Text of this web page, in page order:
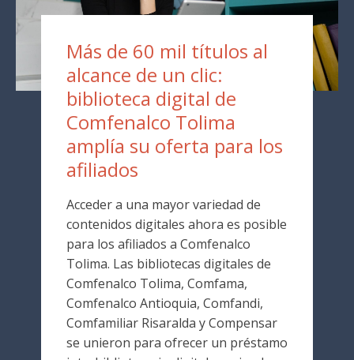
Más de 60 mil títulos al
alcance de un clic:
biblioteca digital de
Comfenalco Tolima
amplía su oferta para los
afiliados
Acceder a una mayor variedad de
contenidos digitales ahora es posible
para los afiliados a Comfenalco
Tolima. Las bibliotecas digitales de
Comfenalco Tolima, Comfama,
Comfenalco Antioquia, Comfandi,
Comfamiliar Risaralda y Compensar
se unieron para ofrecer un préstamo